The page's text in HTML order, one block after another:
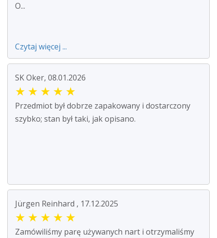
O...
Czytaj więcej ...
SK Oker, 08.01.2026
★ ★ ★ ★ ★
Przedmiot był dobrze zapakowany i dostarczony
szybko; stan był taki, jak opisano.
Jürgen Reinhard , 17.12.2025
★ ★ ★ ★ ★
Zamówiliśmy parę używanych nart i otrzymaliśmy